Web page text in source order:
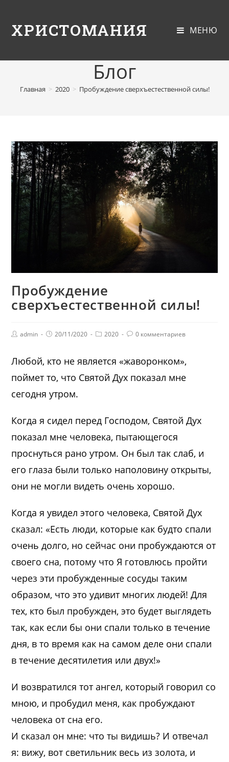
ХРИСТОМАНИЯ МЕНЮ
Блог
Главная > 2020 > Пробуждение сверхъестественной силы!
Пробуждение
сверхъестественной силы!
admin 20/11/2020 2020 0 комментариев
Любой, кто не является «жаворонком»,
поймет то, что Святой Дух показал мне
сегодня утром.
Когда я сидел перед Господом, Святой Дух
показал мне человека, пытающегося
проснуться рано утром. Он был так слаб, и
его глаза были только наполовину открыты,
они не могли видеть очень хорошо.
Когда я увидел этого человека, Святой Дух
сказал: «Есть люди, которые как будто спали
очень долго, но сейчас они пробуждаются от
своего сна, потому что Я готовлюсь пройти
через эти пробужденные сосуды таким
образом, что это удивит многих людей! Для
тех, кто был пробужден, это будет выглядеть
так, как если бы они спали только в течение
дня, в то время как на самом деле они спали
в течение десятилетия или двух!»
И возвратился тот ангел, который говорил со
мною, и пробудил меня, как пробуждают
человека от сна его.
И сказал он мне: что ты видишь? И отвечал
я: вижу, вот светильник весь из золота, и